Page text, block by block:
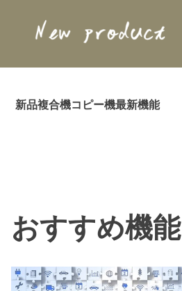
新品複合機コピー機最新機能
content
おすすめ機